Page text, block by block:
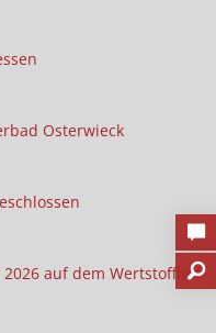
Osterwieck
auf dem Wertstoffhof